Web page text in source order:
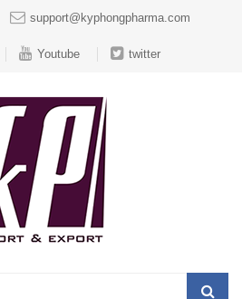
support@kyphongpharma.com
Youtube twitter